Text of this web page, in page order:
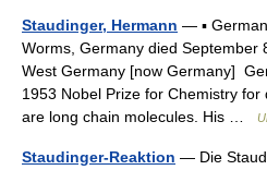
Staudinger, Hermann — ▪
Worms, Germany died September
West Germany [now Germany]
1953 Nobel Prize for Chemistry
are long chain molecules. His …
Staudinger-Reaktion — Die